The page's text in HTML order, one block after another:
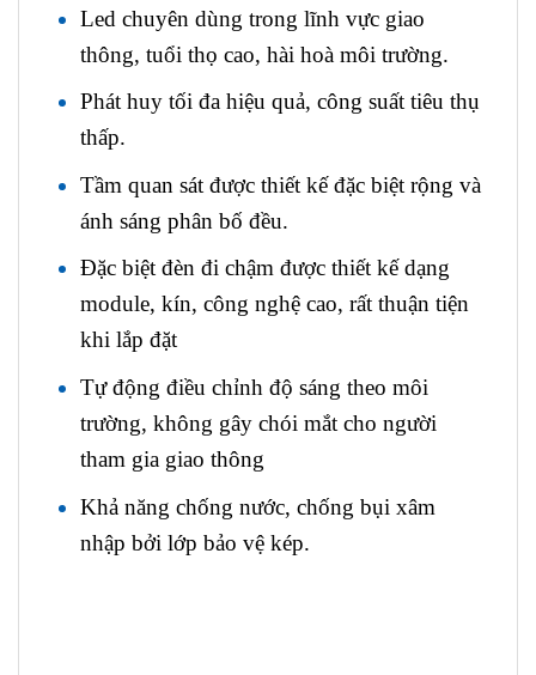
Led chuyên dùng trong lĩnh vực giao
thông, tuổi thọ cao, hài hoà môi trường.
Phát huy tối đa hiệu quả, công suất tiêu thụ
thấp.
Tầm quan sát được thiết kế đặc biệt rộng và
ánh sáng phân bố đều.
Đặc biệt đèn đi chậm được thiết kế dạng
module, kín, công nghệ cao, rất thuận tiện
khi lắp đặt
Tự động điều chỉnh độ sáng theo môi
trường, không gây chói mắt cho người
tham gia giao thông
Khả năng chống nước, chống bụi xâm
nhập bởi lớp bảo vệ kép.